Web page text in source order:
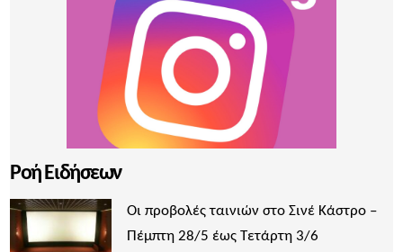
Ροή Ειδήσεων
Οι προβολές ταινιών στο Σινέ Κάστρο –
Πέμπτη 28/5 έως Τετάρτη 3/6